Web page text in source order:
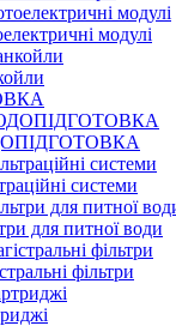
модулі
системи
для питної води
фільтри